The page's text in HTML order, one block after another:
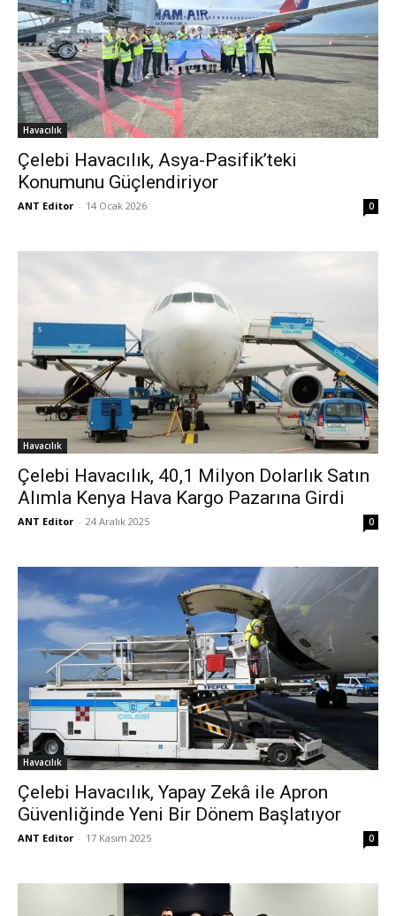
Havacılık
Çelebi Havacılık, Asya-Pasifik’teki
Konumunu Güçlendiriyor
ANT Editor - 14 Ocak 2026 0
Havacılık
Çelebi Havacılık, 40,1 Milyon Dolarlık Satın
Alımla Kenya Hava Kargo Pazarına Girdi
ANT Editor - 24 Aralık 2025 0
Havacılık
Çelebi Havacılık, Yapay Zekâ ile Apron
Güvenliğinde Yeni Bir Dönem Başlatıyor
ANT Editor - 17 Kasım 2025 0